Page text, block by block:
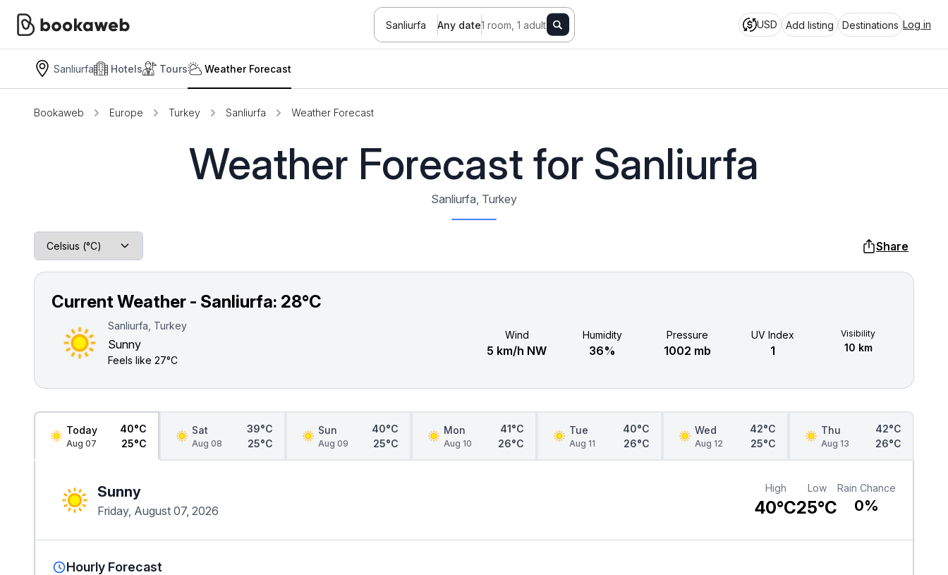
Sanliurfa Any date1 room, 1 adult USD Add listing Destinations Log in
Sanliurfa Hotels Tours Weather Forecast
Bookaweb Europe Turkey Sanliurfa Weather Forecast
Weather Forecast for Sanliurfa
Sanliurfa, Turkey
Share
Current Weather - Sanliurfa: 28°C
Sanliurfa, Turkey
Sunny
Feels like 27°C
Wind
5 km/h NW
Humidity
36%
Pressure
1002 mb
UV Index
1
Visibility
10 km
Today
Aug 07
40°C
25°C
Sat
Aug 08
39°C
25°C
Sun
Aug 09
40°C
25°C
Mon
Aug 10
41°C
26°C
Tue
Aug 11
40°C
26°C
Wed
Aug 12
42°C
25°C
Thu
Aug 13
42°C
26°C
Sunny
Friday, August 07, 2026
High
40°C
Low
25°C
Rain Chance
0%
Hourly Forecast